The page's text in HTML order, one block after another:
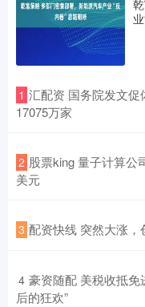
1 汇配资 国务院发文
17075万家
2 股票king 量子计算公
美元
3 配资快线 突然大涨，
4 豪资随配 美税收抵免
后的狂欢”